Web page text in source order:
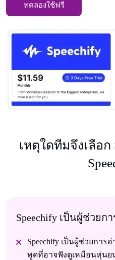
ทดลองใช้ฟรี
เหตุใดทีมจึงเลือก
Speechify เป็นผู้ช่วยก
Speechify เป็นผู้ช่วยกา
พูดที่อาจฟังดูเหมือนหุ่นย